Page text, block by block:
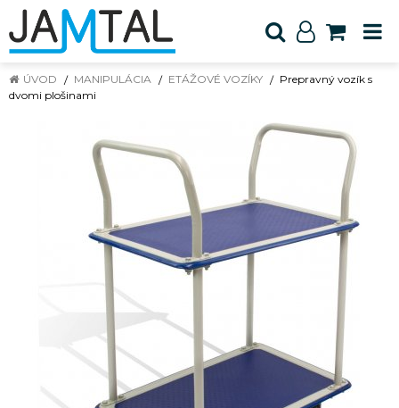
ÚVOD MANIPULÁCIA ETÁŽOVÉ VOZÍKY
Prepravný vozík s
dvomi plošinami